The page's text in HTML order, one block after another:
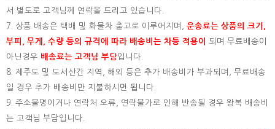
서 별도로 고객님께 연락을 드리고 있습니다.
7. 상품 배송은 택배 및 화물차 출고로 이루어지며, 운송료는 상품의 크기,
부피, 무게, 수량 등의 규격에 따라 배송비는 차등 적용이
되며 무료배송이
아닌경우 배송료는 고객님 부담입니다.
8. 제주도 및 도서산간 지역, 해외 등은 추가 배송비가 부과되며, 무료배송
일 경우 추가 배송비만 지불하시면 됩니다.
9. 주소불명이거나 연락처 오류, 연락불가로 인해 반송될 경우 왕복 배송비
는 고객님 부담입니다.